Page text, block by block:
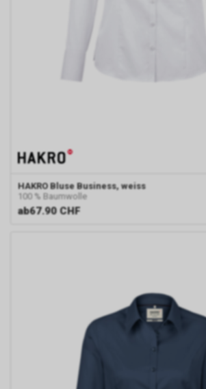
HAKRO Bluse Business, weiss
100 % Baumwolle
ab67.90 CHF